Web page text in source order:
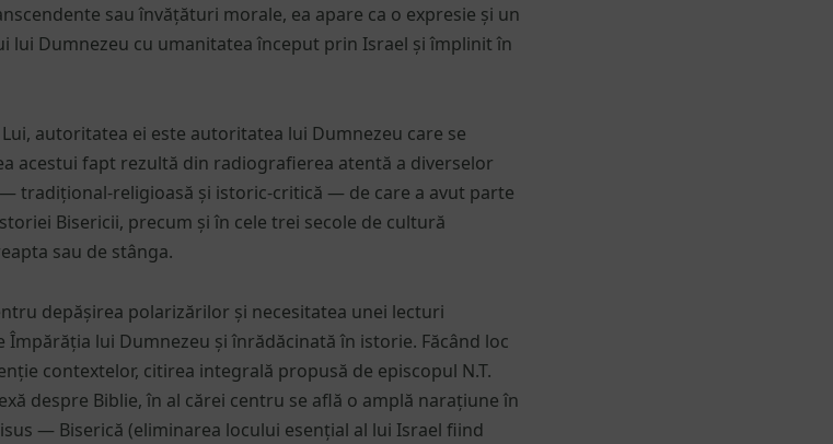
sau învățături morale, ea apare ca o expresie și un
lui Dumnezeu cu umanitatea început prin Israel și împlinit în
autoritatea ei este autoritatea lui Dumnezeu care se
acestui fapt rezultă din radiografierea atentă a diverselor
tradițional-religioasă și istoric-critică — de care a avut parte
Bisericii, precum și în cele trei secole de cultură
sau de stânga.
depășirea polarizărilor și necesitatea unei lecturi
lui Dumnezeu și înrădăcinată în istorie. Făcând loc
contextelor, citirea integrală propusă de episcopul N.T.
despre Biblie, în al cărei centru se află o amplă narațiune în
— Biserică (eliminarea locului esențial al lui Israel fiind